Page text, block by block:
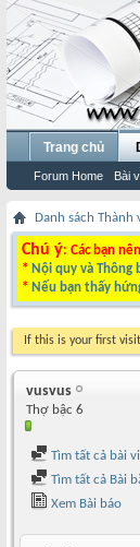
Trang chủ
Forum Home Bài
Danh sách Thành
Chú ý: Các bạn
* Nội quy và Thông
* Nếu bạn thấy
If this is your first
vusvus
Thợ bậc 6
Tìm tất cả bài
Tìm tất cả Bài
Xem Bài báo